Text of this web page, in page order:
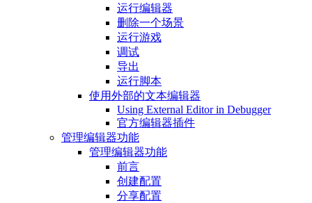
运行编辑器
删除一个场景
运行游戏
调试
导出
运行脚本
使用外部的文本编辑器
Using External Editor in Debugger
官方编辑器插件
管理编辑器功能
管理编辑器功能
前言
创建配置
分享配置